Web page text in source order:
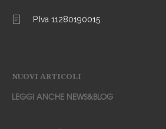
P.Iva 11280190015
NUOVI ARTICOLI
LEGGI ANCHE NEWS&BLOG